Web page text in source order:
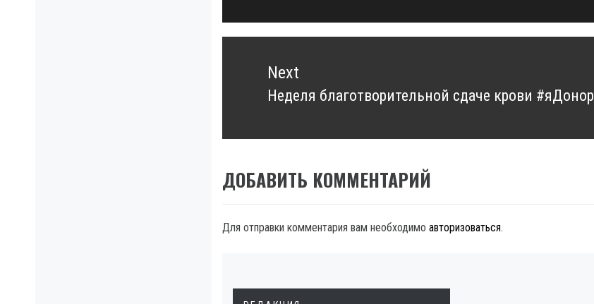
Next
Next
Неделя благотворительной сдаче крови #яДонор
ДОБАВИТЬ КОММЕНТАРИЙ
Для отправки комментария вам необходимо авторизоваться.